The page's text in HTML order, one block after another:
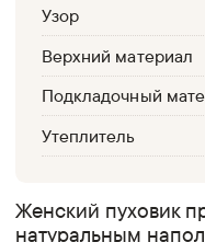
Женский пуховик
натуральным
Узор
Верхний материал
Подкладочный
Утеплитель